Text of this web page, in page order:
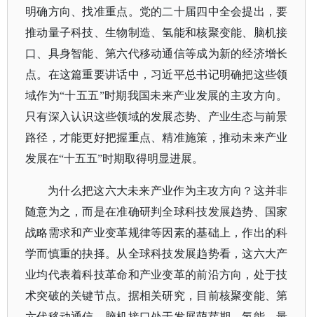
明确方向、找准重点。党的二十届四中全会提出，要
推动量子科技、生物制造、氢能和核聚变能、脑机接
口、具身智能、第六代移动通信等成为新的经济增长
点。在这篇重要讲话中，习近平总书记明确把这些领
域作为“十五五”时期我国未来产业发展的主攻方向。
只有深入认识这些领域的发展态势、产业生态与前景
路径，才能更好把握重点、精准施策，推动未来产业
发展在“十五五”时期取得明显进展。
为什么把这六大未来产业作为主攻方向？这并非
随意为之，而是在准确研判全球科技发展趋势、国家
战略需求和产业变革规律等因素的基础上，作出的科
学而慎重的抉择。从全球科技发展趋势看，这六大产
业均代表着科技革命和产业变革的前沿方向，处于技
术突破的关键节点。据相关研究，目前核聚变能、第